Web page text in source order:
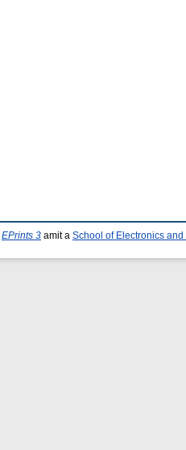
EPrints 3 amit a School of Electronics